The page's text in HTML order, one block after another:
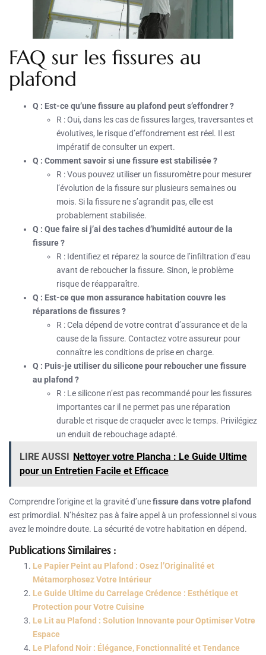
FAQ sur les fissures au
plafond
Q : Est-ce qu’une fissure au plafond peut s’effondrer ?
R : Oui, dans les cas de fissures larges, traversantes et
évolutives, le risque d’effondrement est réel. Il est
impératif de consulter un expert.
Q : Comment savoir si une fissure est stabilisée ?
R : Vous pouvez utiliser un fissuromètre pour mesurer
l’évolution de la fissure sur plusieurs semaines ou
mois. Si la fissure ne s’agrandit pas, elle est
probablement stabilisée.
Q : Que faire si j’ai des taches d’humidité autour de la
fissure ?
R : Identifiez et réparez la source de l’infiltration d’eau
avant de reboucher la fissure. Sinon, le problème
risque de réapparaître.
Q : Est-ce que mon assurance habitation couvre les
réparations de fissures ?
R : Cela dépend de votre contrat d’assurance et de la
cause de la fissure. Contactez votre assureur pour
connaître les conditions de prise en charge.
Q : Puis-je utiliser du silicone pour reboucher une fissure
au plafond ?
R : Le silicone n’est pas recommandé pour les fissures
importantes car il ne permet pas une réparation
durable et risque de craqueler avec le temps. Privilégiez
un enduit de rebouchage adapté.
LIRE AUSSI
Nettoyer votre Plancha : Le Guide Ultime
pour un Entretien Facile et Efficace
Comprendre l’origine et la gravité d’unefissure dans votre plafond
est primordial. N’hésitez pas à faire appel à un professionnel si vous
avez le moindre doute. La sécurité de votre habitation en dépend.
Publications Similaires :
Le Papier Peint au Plafond : Osez l’Originalité et
Métamorphosez Votre Intérieur
Le Guide Ultime du Carrelage Crédence : Esthétique et
Protection pour Votre Cuisine
Le Lit au Plafond : Solution Innovante pour Optimiser Votre
Espace
Le Plafond Noir : Élégance, Fonctionnalité et Tendance